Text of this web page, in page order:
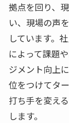
拠点を回り、
い、現場の声
しています。
によって課題
ジメント向上
位をつけてタ
打ち手を変え
します。